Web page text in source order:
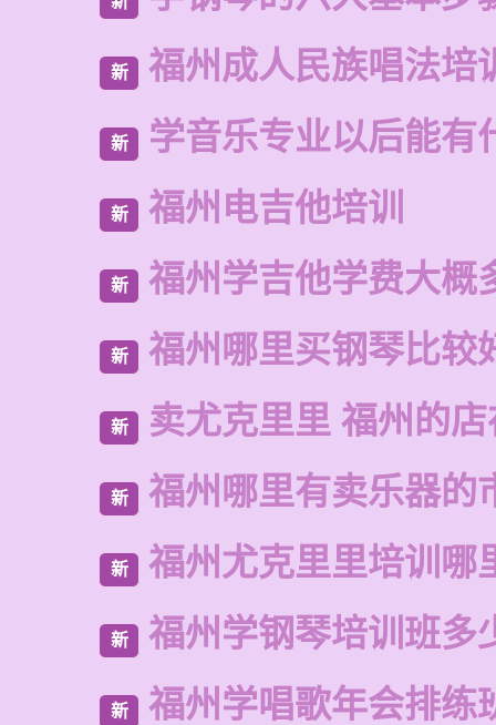
新 福州成人民族唱法培
新 学音乐专业以后能有
新 福州电吉他培训
新 福州学吉他学费大概
新 福州哪里买钢琴比较
新 卖尤克里里 福州的
新 福州哪里有卖乐器的
新 福州尤克里里培训哪
新 福州学钢琴培训班多
新 福州学唱歌年会排练